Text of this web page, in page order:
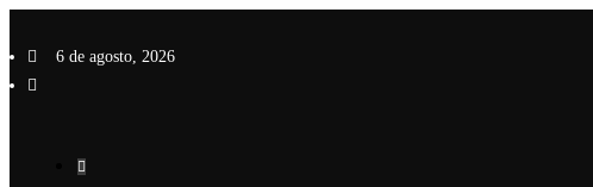
o
conteúdo
6 de agosto, 2026